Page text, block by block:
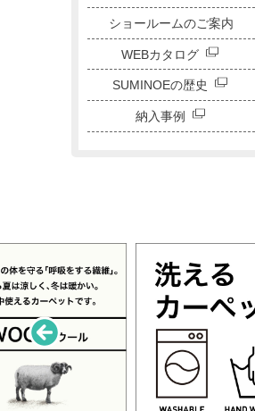
ショールームのご案内
WEBカタログ
SUMINOEの歴史
納入事例